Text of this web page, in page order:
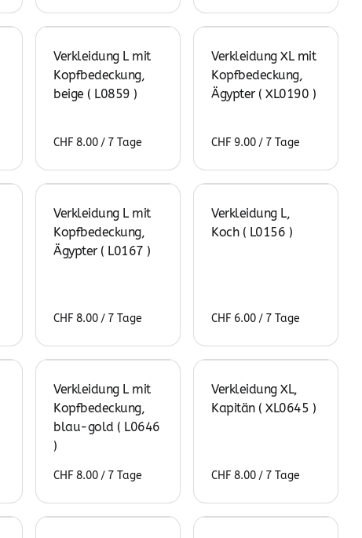
Verkleidung L mit
Kopfbedeckung,
beige ( L0859 )
/
Verkleidung XL mit
Kopfbedeckung,
Ägypter ( XL0190 )
/
Verkleidung L mit
Kopfbedeckung,
Ägypter ( L0167 )
/
Verkleidung L,
Koch ( L0156 )
/
Verkleidung L mit
Kopfbedeckung,
blau-gold ( L0646
)
/
Verkleidung XL,
Kapitän ( XL0645 )
/